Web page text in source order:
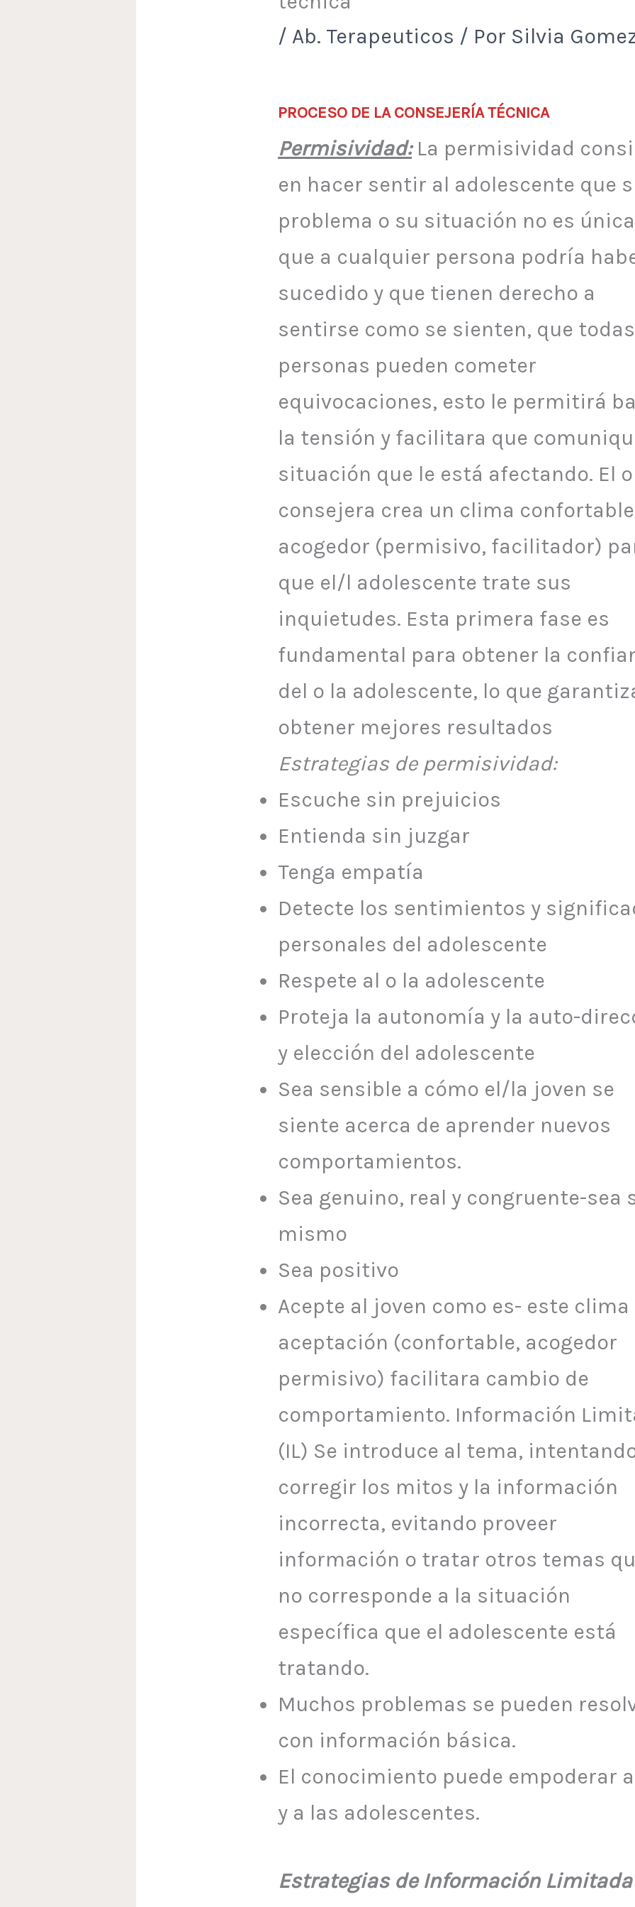
/ Ab. Terapeuticos / Por Silvia
PROCESO DE LA CONSEJERÍA TÉCNICA
Permisividad:La permisividad
en hacer sentir al adolescente que
problema o su situación no es única
que a cualquier persona podría
sucedido y que tienen derecho a
sentirse como se sienten, que
personas pueden cometer
equivocaciones, esto le permitirá
la tensión y facilitara que
situación que le está afectando. El
consejera crea un clima
acogedor (permisivo, facilitador)
que el/l adolescente trate sus
inquietudes. Esta primera fase es
fundamental para obtener la
del o la adolescente, lo que
obtener mejores resultados
Estrategias de permisividad:
Escuche sin prejuicios
Entienda sin juzgar
Tenga empatía
Detecte los sentimientos y
personales del adolescente
Respete al o la adolescente
Proteja la autonomía y la auto-
y elección del adolescente
Sea sensible a cómo el/la joven se
siente acerca de aprender nuevos
comportamientos.
Sea genuino, real y congruente-sea
mismo
Sea positivo
Acepte al joven como es- este clima
aceptación (confortable, acogedor
permisivo) facilitara cambio de
comportamiento. Información
(IL) Se introduce al tema,
corregir los mitos y la información
incorrecta, evitando proveer
información o tratar otros temas
no corresponde a la situación
específica que el adolescente está
tratando.
Muchos problemas se pueden
con información básica.
El conocimiento puede empoderar
y a las adolescentes.
Estrategias de Información Limitada